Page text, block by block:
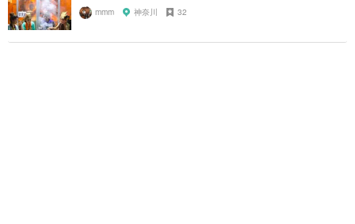
mmm 神奈川 32